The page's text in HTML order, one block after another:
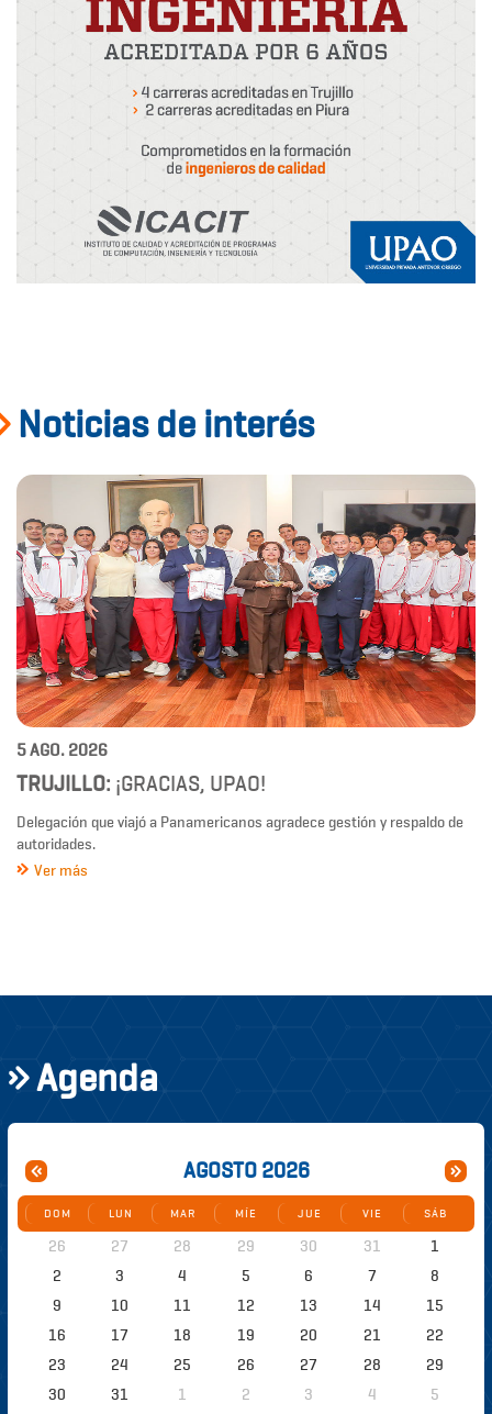
Noticias de interés
5 AGO. 2026
TRUJILLO: ¡GRACIAS, UPAO!
Delegación que viajó a Panamericanos agradece gestión y respaldo de
autoridades.
Ver más
Agenda
AGOSTO 2026
DOM LUN MAR MÍE JUE VIE SÁB
26 27 28 29 30 31
1
2
3 4 5 6 7
8
9
10 11 12 13 14
15
16
17 18 19 20 21
22
23
24 25 26 27 28
29
30
31 1 2 3 4 5